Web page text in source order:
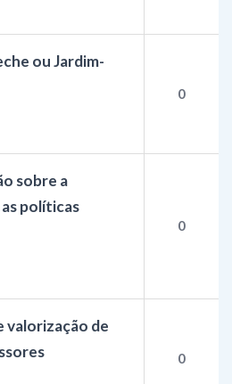
ou Jardim-
0
sobre a
políticas
0
valorização de
0